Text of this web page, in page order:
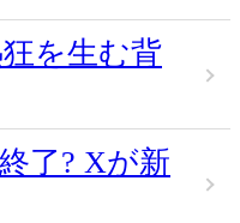
を生む背
了? Xが新